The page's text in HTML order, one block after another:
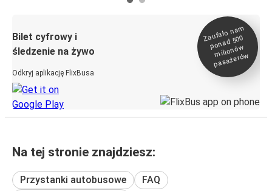
Bilet cyfrowy i
śledzenie na żywo
Odkryj aplikację FlixBusa
Zaufało na
m
ponad 500
milionó
w
pasażeró
w
Na tej stronie znajdziesz:
Przystanki autobusowe
FAQ